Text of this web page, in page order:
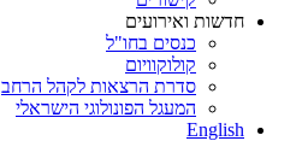
חדשות ואירועים
כנסים בחו"ל
קולוקוויום
סדרת הרצאות לקהל הרחב
המעגל הפונולוגי הישראלי
English